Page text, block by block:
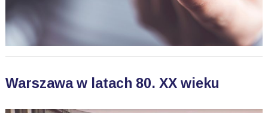
Warszawa w latach 80. XX wieku